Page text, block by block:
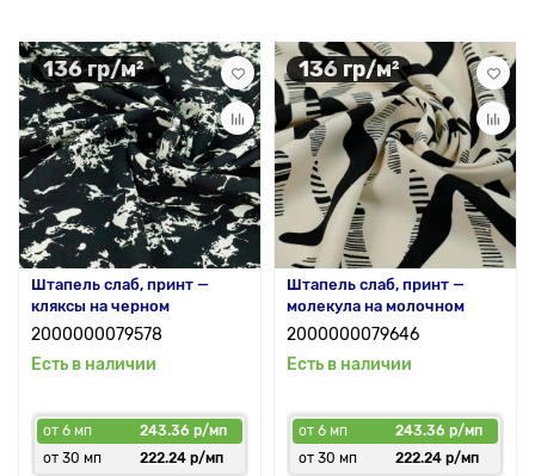
136 гр/м²
Штапель слаб, принт —
кляксы на черном
2000000079578
Есть в наличии
от 6 мп
243.36 р/мп
от 30 мп
222.24 р/мп
136 гр/м²
Штапель слаб, принт —
молекула на молочном
2000000079646
Есть в наличии
от 6 мп
243.36 р/мп
от 30 мп
222.24 р/мп